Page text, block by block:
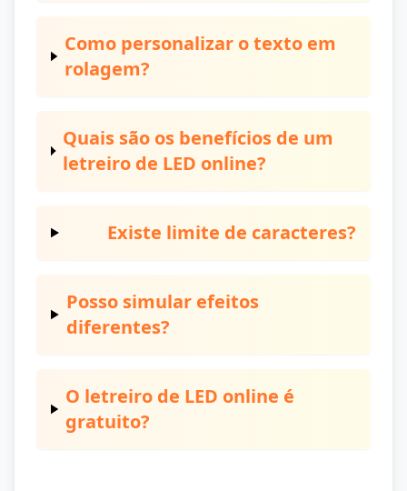
Como personalizar o texto em
rolagem?
Quais são os benefícios de um
letreiro de LED online?
Existe limite de caracteres?
Posso simular efeitos
diferentes?
O letreiro de LED online é
gratuito?